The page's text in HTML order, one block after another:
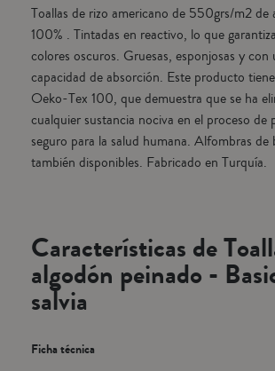
Toallas de rizo americano de 550grs/m2 de
100% . Tintadas en reactivo, lo que
colores oscuros. Gruesas, esponjosas y con
capacidad de absorción. Este producto
Oeko-Tex 100, que demuestra que se ha
cualquier sustancia nociva en el proceso de
seguro para la salud humana. Alfombras de
también disponibles. Fabricado en Turquía.
Características de
algodón peinado -
salvia
Ficha técnica